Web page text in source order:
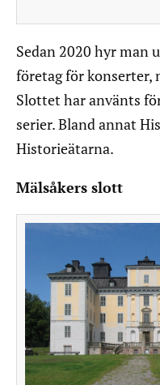
Sedan 2020 hyr man
företag för konserter,
Slottet har använts
serier. Bland annat
Historieätarna.
Mälsåkers slott